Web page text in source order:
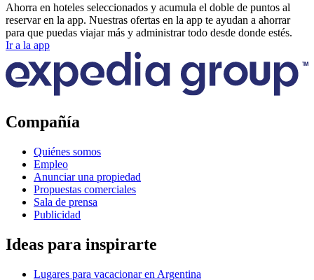
Ahorra en hoteles seleccionados y acumula el doble de puntos al
reservar en la app. Nuestras ofertas en la app te ayudan a ahorrar
para que puedas viajar más y administrar todo desde donde estés.
Ir a la app
Compañía
Quiénes somos
Empleo
Anunciar una propiedad
Propuestas comerciales
Sala de prensa
Publicidad
Ideas para inspirarte
Lugares para vacacionar en Argentina